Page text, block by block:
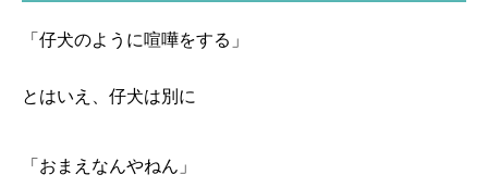
「仔犬のように喧嘩をする」
とはいえ、仔犬は別に
「おまえなんやねん」